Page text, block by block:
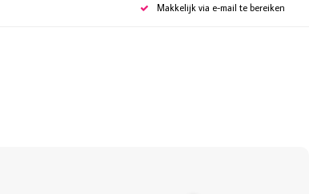
Makkelijk via e-mail te bereiken